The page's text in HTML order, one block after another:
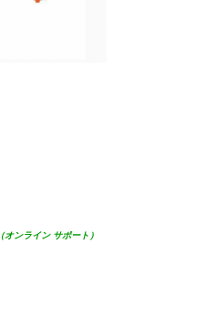
オンライン サポート）